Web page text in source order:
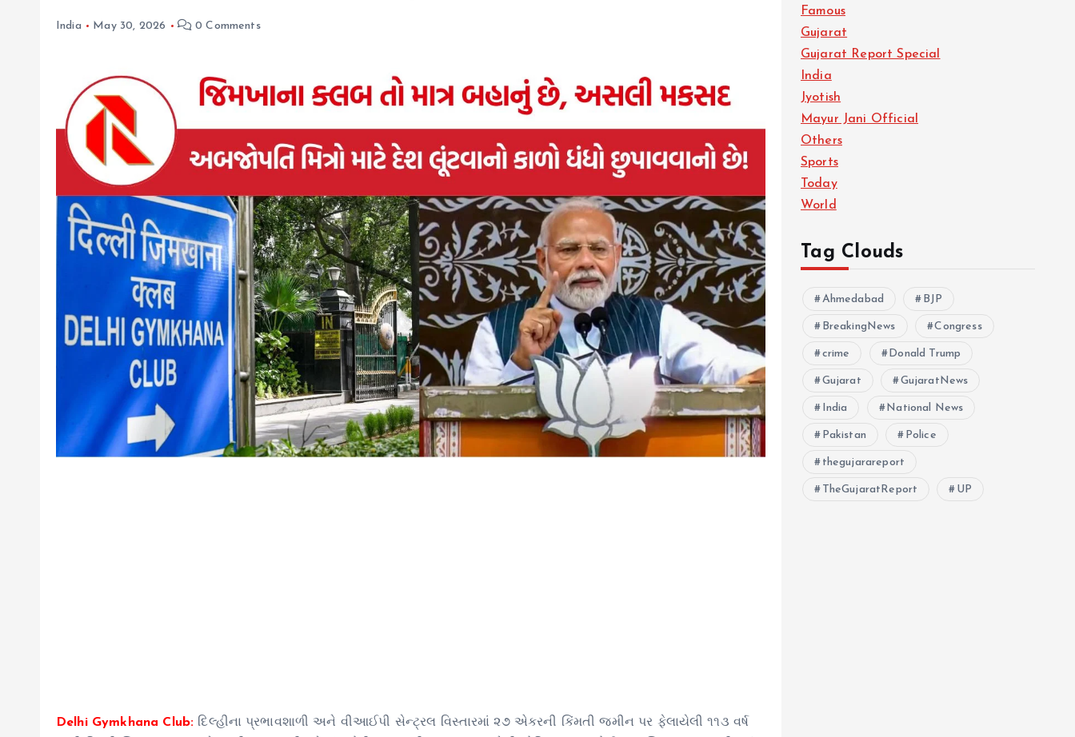
India May 30, 2026 0 Comments
Delhi Gymkhana Club: દિલ્હીના પ્રભાવશાળી અને વીઆઈપી સેન્ટ્રલ વિસ્તારમાં ૨૭ એકરની કિંમતી જમીન પર ફેલાયેલી ૧૧૩ વર્ષ
Famous
Gujarat
Gujarat Report Special
India
Jyotish
Mayur Jani Official
Others
Sports
Today
World
Tag Clouds
Ahmedabad BJP
BreakingNews Congress
crime Donald Trump
Gujarat GujaratNews
India National News
Pakistan Police
thegujarareport
TheGujaratReport UP